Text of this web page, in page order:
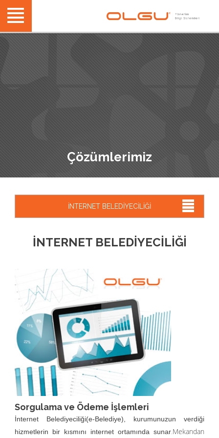
Çözümlerimiz
İNTERNET BELEDİYECİLİĞİ
İNTERNET BELEDİYECİLİĞİ
Sorgulama ve Ödeme İşlemleri
İnternet Belediyeciliği(e-Belediye), kurumunuzun verdiği
hizmetlerin bir kısmını internet ortamında sunar.Mekandan